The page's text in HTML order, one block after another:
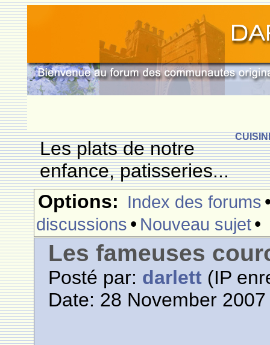
Les plats de notre
enfance, patisseries...
Options: Index des forums
discussions • Nouveau sujet•
Les fameuses
Posté par: darlett (IP
Date: 28 November